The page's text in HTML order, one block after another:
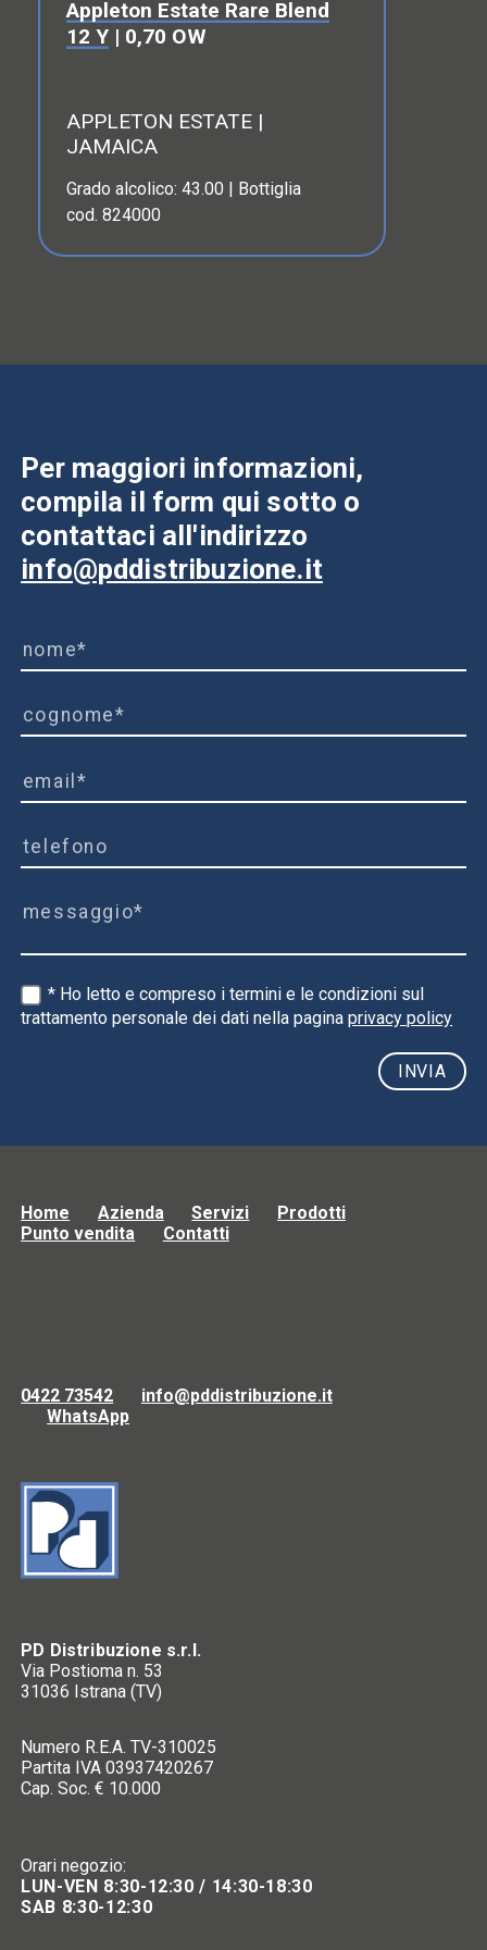
Appleton Estate Rare Blend
12 Y | 0,70 OW
APPLETON ESTATE |
JAMAICA
Grado alcolico: 43.00 | Bottiglia
cod. 824000
Per maggiori informazioni,
compila il form qui sotto o
contattaci all'indirizzo
info@pddistribuzione.it
* Ho letto e compreso i termini e le condizioni sul
trattamento personale dei dati nella paginaprivacy policy
Home Azienda Servizi
Prodotti
Punto vendita
Contatti
0422 73542
info@pddistribuzione.it
WhatsApp
PD Distribuzione s.r.l.
Via Postioma n. 53
31036 Istrana (TV)
Numero R.E.A. TV-310025
Partita IVA 03937420267
Cap. Soc. € 10.000
Orari negozio:
LUN-VEN 8:30-12:30 / 14:30-18:30
SAB 8:30-12:30